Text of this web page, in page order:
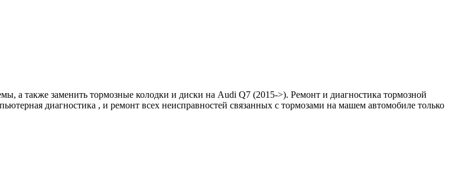
а также заменить тормозные колодки и диски на Audi Q7 (2015->). Ремонт и диагностика тормозной
диагностика , и ремонт всех неисправностей связанных с тормозами на машем автомобиле только